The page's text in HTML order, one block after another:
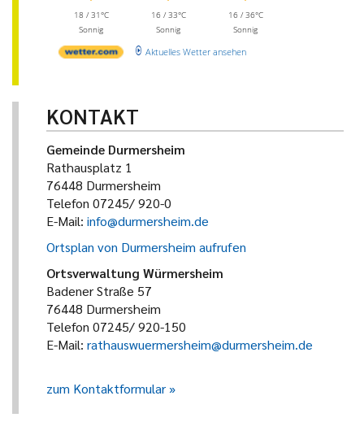
18 / 31°C
Sonnig
16 / 33°C
Sonnig
16 / 36°C
Sonnig
Aktuelles Wetter ansehen
KONTAKT
Gemeinde Durmersheim
Rathausplatz 1
76448 Durmersheim
Telefon 07245/ 920-0
E-Mail: info@durmersheim.de
Ortsplan von Durmersheim aufrufen
Ortsverwaltung Würmersheim
Badener Straße 57
76448 Durmersheim
Telefon 07245/ 920-150
E-Mail: rathauswuermersheim@durmersheim.de
zum Kontaktformular